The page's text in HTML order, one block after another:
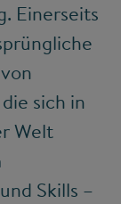
Einerseits
sich in
Welt
Skills –